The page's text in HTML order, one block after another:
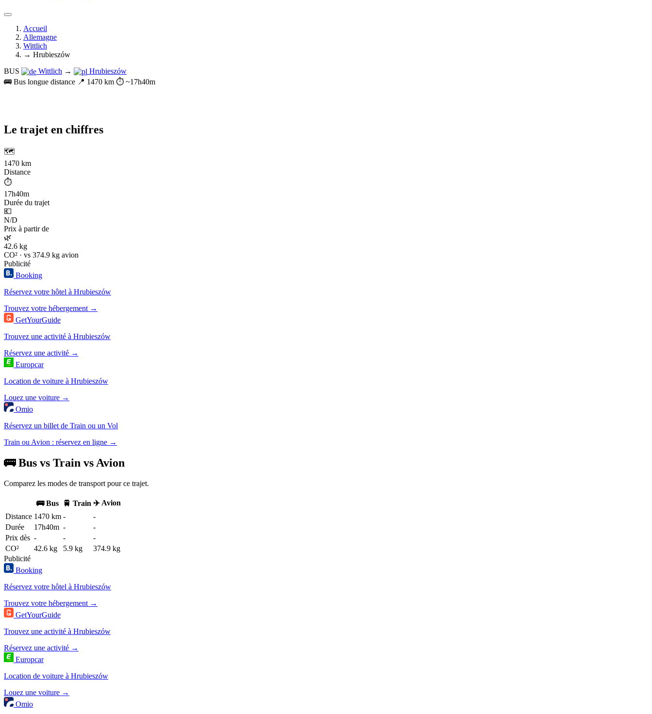
Accueil
Allemagne
Wittlich
→ Hrubieszów
BUS
Wittlich →
Hrubieszów
🚌 Bus longue distance 📍 1470 km ⏱️ ~17h40m
Le trajet en chiffres
🗺️
1470 km
Distance
⏱️
17h40m
Durée du trajet
💶
N/D
Prix à partir de
🌿
42.6 kg
CO² · vs 374.9 kg avion
Publicité
Booking
Réservez votre hôtel à Hrubieszów
Trouvez votre hébergement →
GetYourGuide
Trouvez une activité à Hrubieszów
Réservez une activité →
Europcar
Location de voiture à Hrubieszów
Louez une voiture →
Omio
Réservez un billet de Train ou un Vol
Train ou Avion : réservez en ligne →
🚌 Bus vs Train vs Avion
Comparez les modes de transport pour ce trajet.
🚌 Bus 🚆 Train ✈️ Avion
Distance 1470 km -
-
Durée
17h40m -
-
Prix dès - -
-
CO²
42.6 kg 5.9 kg
374.9 kg
Publicité
Booking
Réservez votre hôtel à Hrubieszów
Trouvez votre hébergement →
GetYourGuide
Trouvez une activité à Hrubieszów
Réservez une activité →
Europcar
Location de voiture à Hrubieszów
Louez une voiture →
Omio